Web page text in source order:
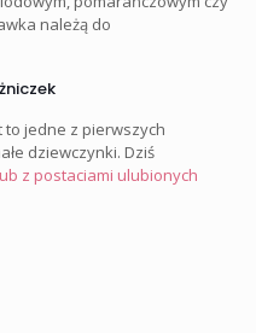
należą do
to jedne z pierwszych
dziewczynki. Dziś
z postaciami ulubionych